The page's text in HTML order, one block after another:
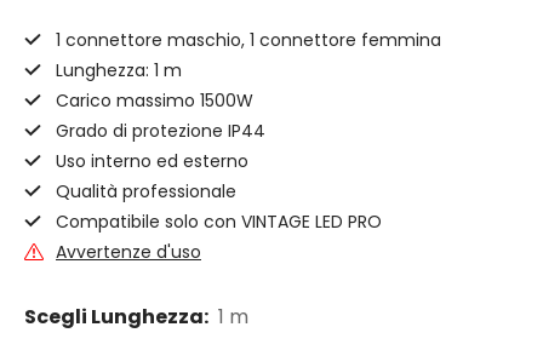
1 connettore maschio, 1 connettore femmina
Lunghezza: 1 m
Carico massimo 1500W
Grado di protezione IP44
Uso interno ed esterno
Qualità professionale
Compatibile solo con VINTAGE LED PRO
Avvertenze d'uso
Scegli Lunghezza: 1 m